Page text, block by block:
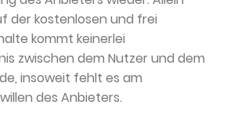
der kostenlosen und frei
kommt keinerlei
zwischen dem Nutzer und dem
insoweit fehlt es am
des Anbieters.